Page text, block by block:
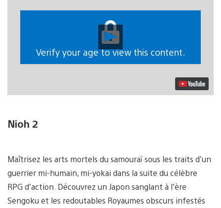
Lancer
la
vidéo
Verify your age to view this content.
Nioh 2
Maîtrisez les arts mortels du samouraï sous les traits d’un
guerrier mi-humain, mi-yokai dans la suite du célèbre
RPG d’action. Découvrez un Japon sanglant à l’ère
Sengoku et les redoutables Royaumes obscurs infestés